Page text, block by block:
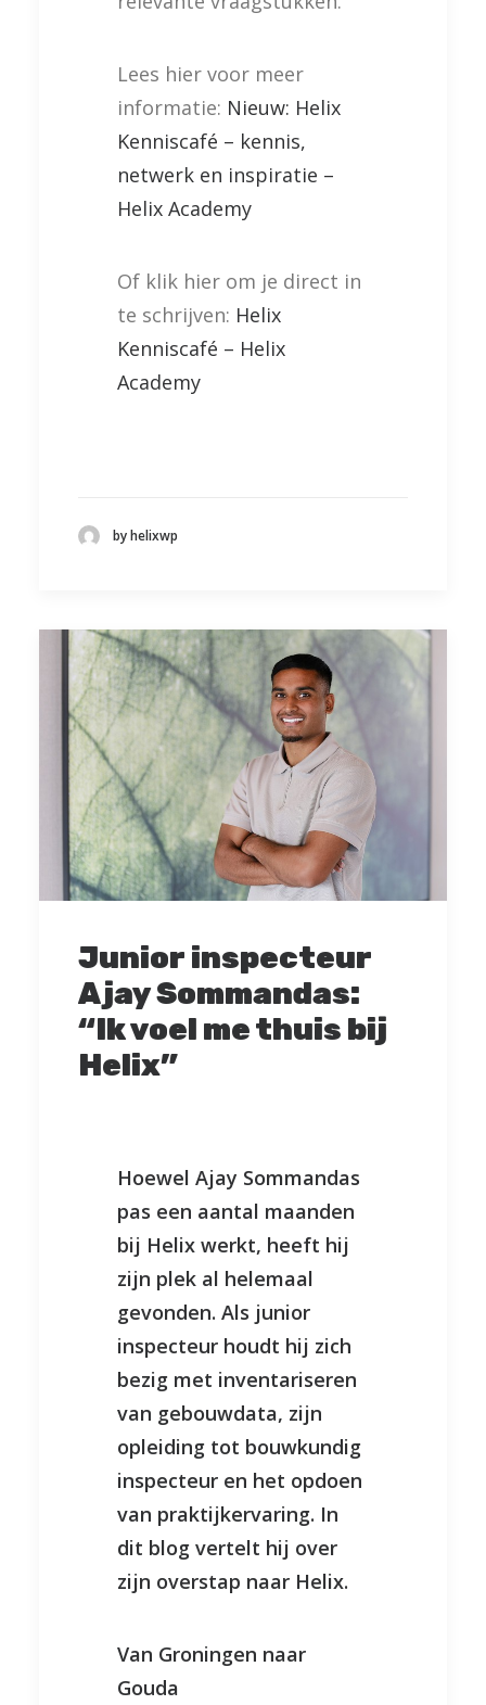
Lees hier voor meer
informatie: Nieuw: Helix
Kenniscafé – kennis,
netwerk en inspiratie –
Helix Academy
Of klik hier om je direct in
te schrijven: Helix
Kenniscafé – Helix
Academy
by helixwp
Junior inspecteur
Ajay Sommandas:
“Ik voel me thuis bij
Helix”
Hoewel Ajay Sommandas
pas een aantal maanden
bij Helix werkt, heeft hij
zijn plek al helemaal
gevonden. Als junior
inspecteur houdt hij zich
bezig met inventariseren
van gebouwdata, zijn
opleiding tot bouwkundig
inspecteur en het opdoen
van praktijkervaring. In
dit blog vertelt hij over
zijn overstap naar Helix.
Van Groningen naar
Gouda